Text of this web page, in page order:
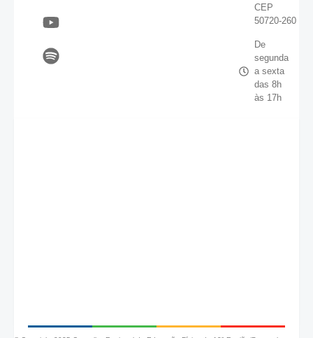
CEP
50720-260
De
segunda
a sexta
das 8h
às 17h